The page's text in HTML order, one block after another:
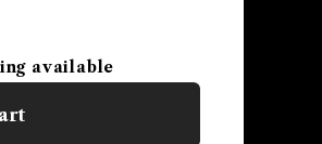
available